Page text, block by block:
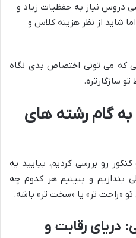
دروس نیاز به حفظیات زیاد و
شاید از نظر هزینه کلاس و
که می تونی اختصاص بدی نگاه
سازگارتره.
گام رشته های
رو بررسی کردیم، بیایید یه
بندازیم و ببینیم هر کدوم چه
تو «راحت تر» یا «سخت تر» باشه.
دریای رقابت و